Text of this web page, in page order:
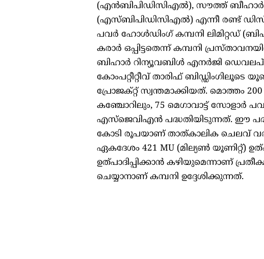
(എൻബിപിഡിസിഎൽ), സൗത്ത് ബീഹാർ
(എസ്ബിപിഡിസിഎൽ) എന്നീ രണ്ട്
പവർ ഹോൾഡിംഗ് കമ്പനി ലിമിറ്റഡ്
കരാർ ഒപ്പിട്ടതെന്ന് കമ്പനി
ബിഹാർ റിന്യൂവബിൾ എനർജി
കോംപറ്റീറ്റീവ് താരിഫ്
പ്രോജക്റ്റ് സ്വന്തമാക്കിയത്. മൊത്തം
കഞ്ചോറിലും, 75 മെഗാവാട്ട് സോളാർ
എസ്ജെവിഎൻ പദ്ധതിയിടുന്നത്. ഈ
കോടി രൂപയാണ് താത്കാലിക ചെലവ്
ഏകദേശം 421 MU (മില്യൺ യൂണിറ്റ്)
ഉത്പാദിപ്പിക്കാൻ കഴിയുമെന്നാണ്
ചെയ്യാനാണ് കമ്പനി ഉദ്ദേശിക്കുന്നത്.